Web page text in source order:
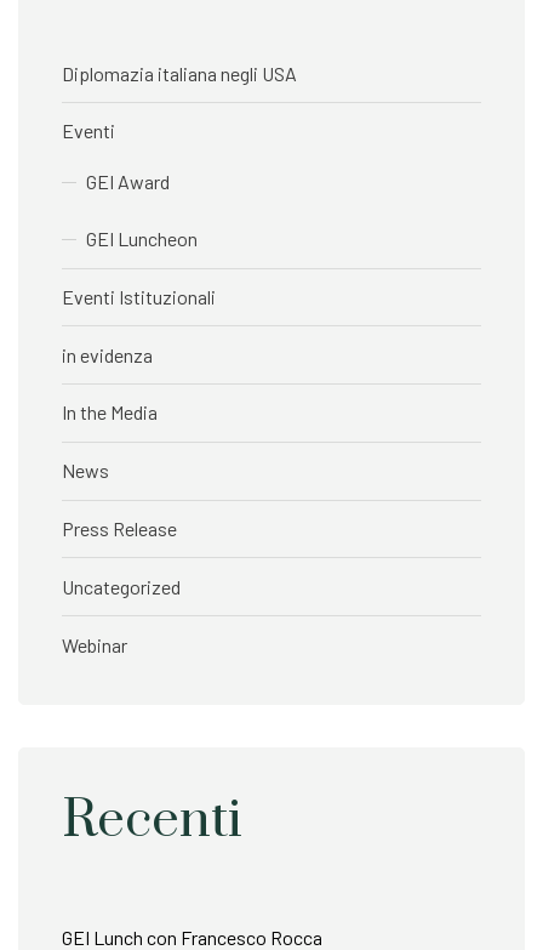
Diplomazia italiana negli USA
Eventi
GEI Award
GEI Luncheon
Eventi Istituzionali
in evidenza
In the Media
News
Press Release
Uncategorized
Webinar
Recenti
GEI Lunch con Francesco Rocca